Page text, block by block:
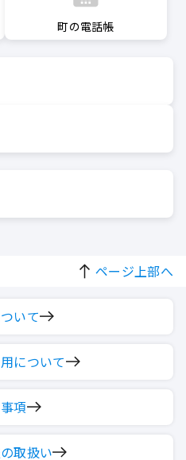
町の電話帳
ページ上部へ
いて
について
項
取扱い